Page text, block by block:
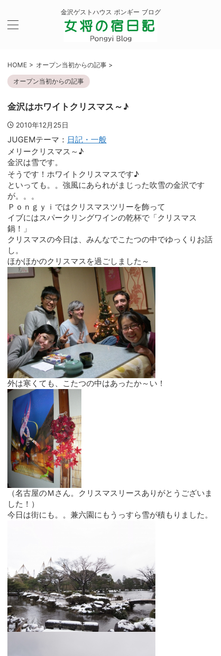
金沢ゲストハウス ポンギー ブログ
HOME > オープン当初からの記事 >
オープン当初からの記事
金沢はホワイトクリスマス～♪
2010年12月25日
JUGEMテーマ： 日記・一般
メリークリスマス～♪
金沢は雪です。
そうです！ホワイトクリスマスです♪
といっても。。強風にあられがまじった吹雪の金沢です
が。。。
Ｐｏｎｇｙｉではクリスマスツリーを飾って
イブにはスパークリングワインの乾杯で「クリスマス
鍋！」
クリスマスの今日は、みんなでこたつの中でゆっくりお話
し。
ほかほかのクリスマスを過ごしました～
外は寒くても、こたつの中はあったか～い！
（名古屋のＭさん。クリスマスリースありがとうございま
した！）
今日は街にも。。兼六園にもうっすら雪が積もりました。